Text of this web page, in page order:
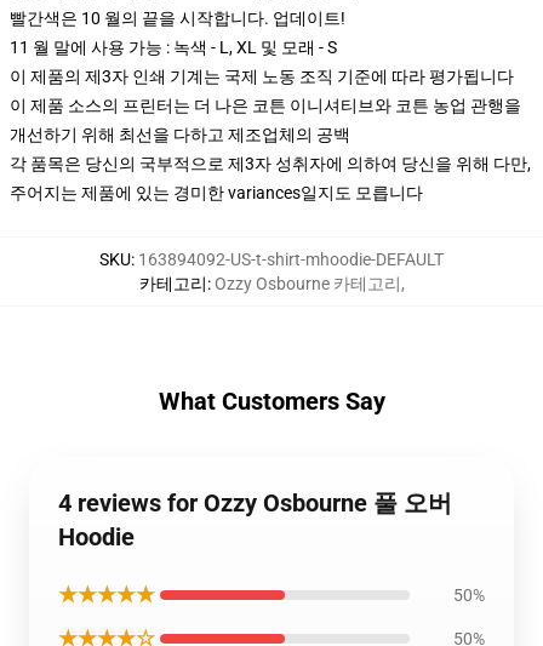
빨간색은 10 월의 끝을 시작합니다. 업데이트!
11 월 말에 사용 가능 : 녹색 - L, XL 및 모래 - S
이 제품의 제3자 인쇄 기계는 국제 노동 조직 기준에 따라 평가됩니다
이 제품 소스의 프린터는 더 나은 코튼 이니셔티브와 코튼 농업 관행을
개선하기 위해 최선을 다하고 제조업체의 공백
각 품목은 당신의 국부적으로 제3자 성취자에 의하여 당신을 위해 다만,
주어지는 제품에 있는 경미한 variances일지도 모릅니다
SKU: 163894092-US-t-shirt-mhoodie-DEFAULT
카테고리:Ozzy Osbourne 카테고리,
What Customers Say
4 reviews for Ozzy Osbourne 풀 오버
Hoodie
★★★★★ 50%
★★★★☆ 50%